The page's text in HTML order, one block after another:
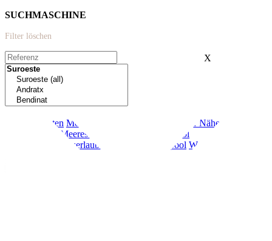
SUCHMASCHINE
Filter löschen
Garten Modern
In der Nähe von
Erste Meeresreihe
Privater Pool
Ferienvermietungserlaubnis
Gemeinschaftspool Weniger als 20
X